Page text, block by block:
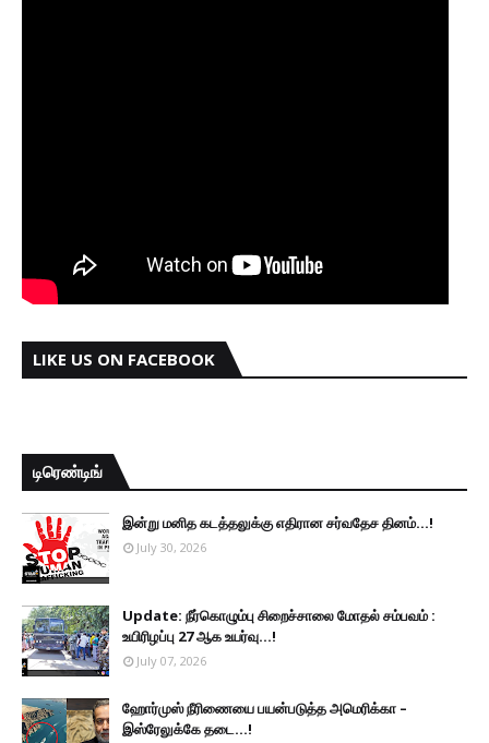
LIKE US ON FACEBOOK
டிரெண்டிங்
இன்று மனித கடத்தலுக்கு எதிரான சர்வதேச தினம்...!
July 30, 2026
Update: நீர்கொழும்பு சிறைச்சாலை மோதல் சம்பவம் :
உயிரிழப்பு 27 ஆக உயர்வு...!
July 07, 2026
ஹோர்முஸ் நீரிணையை பயன்படுத்த அமெரிக்கா –
இஸ்ரேலுக்கே தடை...!